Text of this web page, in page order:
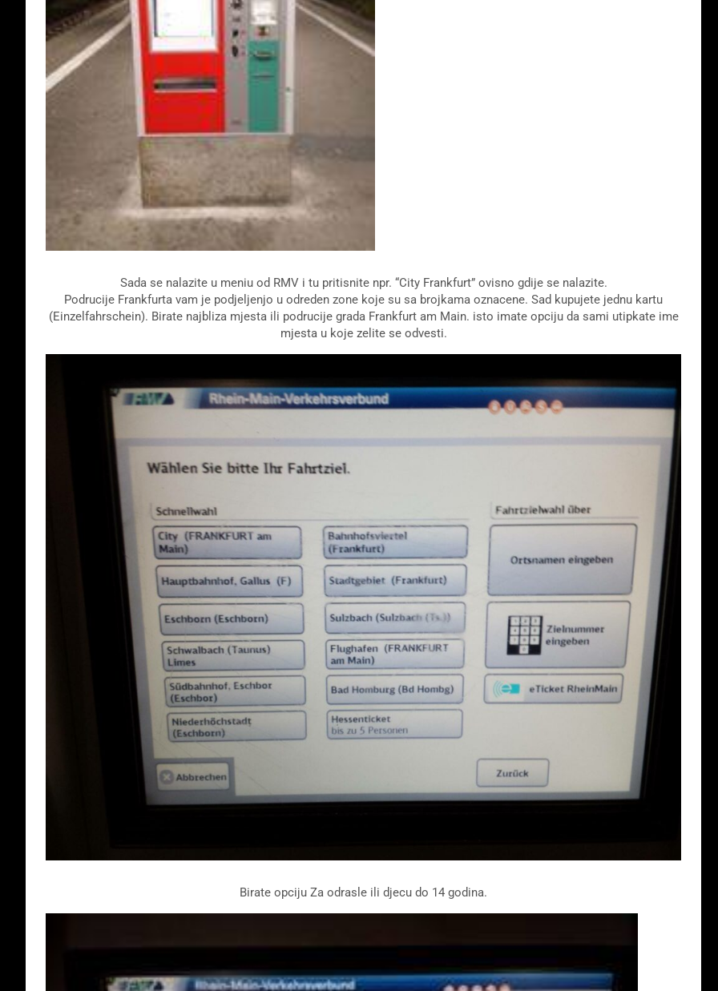
Sada se nalazite u meniu od RMV i tu pritisnite npr. “City Frankfurt” ovisno gdije se nalazite.
Podrucije Frankfurta vam je podjeljenjo u odreden zone koje su sa brojkama oznacene. Sad kupujete jednu kartu
(Einzelfahrschein). Birate najbliza mjesta ili podrucije grada Frankfurt am Main. isto imate opciju da sami utipkate ime
mjesta u koje zelite se odvesti.
Birate opciju Za odrasle ili djecu do 14 godina.